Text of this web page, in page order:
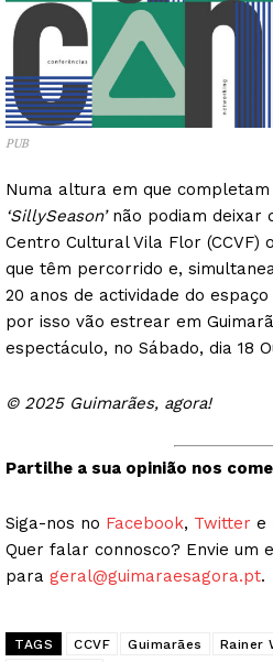
PUB
Numa altura em que completam
‘SillySeason’ não podiam deixar
Centro Cultural Vila Flor (CCVF)
que têm percorrido e,
20 anos de actividade do
por isso vão estrear em
espectáculo, no Sábado, dia 18
© 2025 Guimarães, agora!
Partilhe a sua opinião nos
Siga-nos no Facebook, Twitter e
Quer falar connosco? Envie um
para geral@guimaraesagora.pt.
TAGS CCVF Guimarães
Rainer